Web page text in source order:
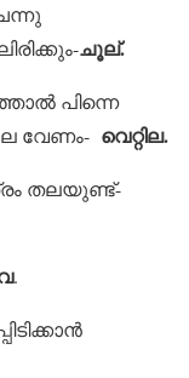
ചൂല്.
പിന്നെ
വേണം- വെറ്റില.
തലയുണ്ട്-
.